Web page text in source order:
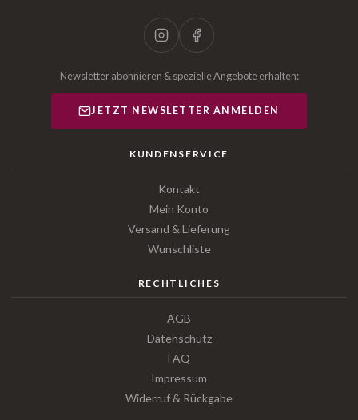
Newsletter abonnieren & spezielle Angebote erhalten:
JETZT NEWSLETTER ANMELDEN
KUNDENSERVICE
Kontakt
Mein Konto
Versand & Lieferung
Wunschliste
RECHTLICHES
AGB
Datenschutz
FAQ
Impressum
Widerruf & Rückgabe